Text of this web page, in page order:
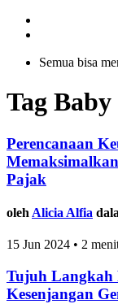
Semua bisa
Tag
Perencanaan
Pajak
oleh Alicia Alfia
15 Jun 2024 • 2
Tujuh Langkah
Kesenjangan